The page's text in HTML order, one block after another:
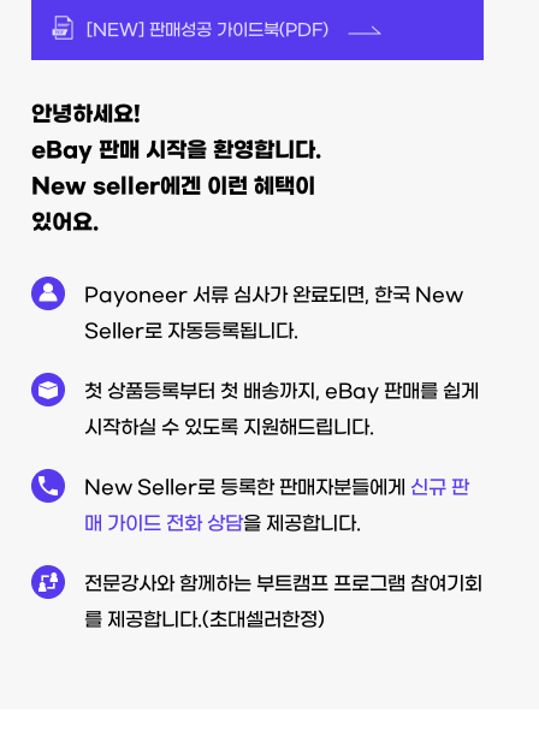
[NEW] 판매성공 가이드북(PDF)
안녕하세요!
eBay 판매 시작을 환영합니다.
New seller에겐 이런 혜택이
있어요.
Payoneer 서류 심사가 완료되면, 한국 New
Seller로 자동등록됩니다.
첫 상품등록부터 첫 배송까지, eBay 판매를 쉽게
시작하실 수 있도록 지원해드립니다.
New Seller로 등록한판매자분들에게 신규 판
매 가이드 전화 상담을 제공합니다.
전문강사와 함께하는 부트캠프 프로그램 참여기회
를 제공합니다.(초대셀러한정)